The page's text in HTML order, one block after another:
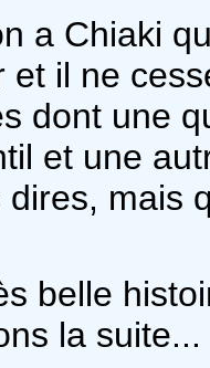
a Chiaki
et il ne
dont une
et une
mais
belle
la suite...